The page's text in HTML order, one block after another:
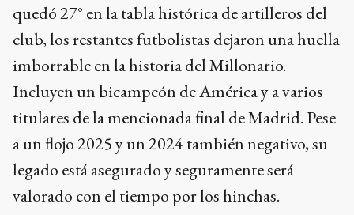
quedó 27° en la tabla histórica de artilleros del
club, los restantes futbolistas dejaron una huella
imborrable en la historia del Millonario.
Incluyen un bicampeón de América y a varios
titulares de la mencionada final de Madrid. Pese
a un flojo 2025 y un 2024 también negativo, su
legado está asegurado y seguramente será
valorado con el tiempo por los hinchas.